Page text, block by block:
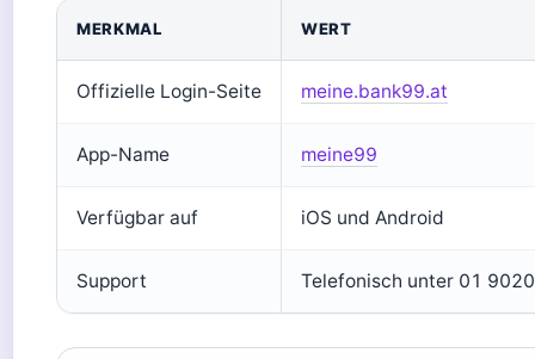
MERKMAL WERT
Offizielle Login-Seite meine.bank99.at
App-Name meine99
Verfügbar auf iOS und Android
Support Telefonisch unter 01